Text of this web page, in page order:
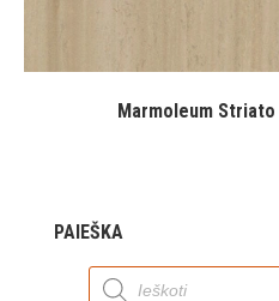
Marmoleum Striato
PAIEŠKA
Products
search